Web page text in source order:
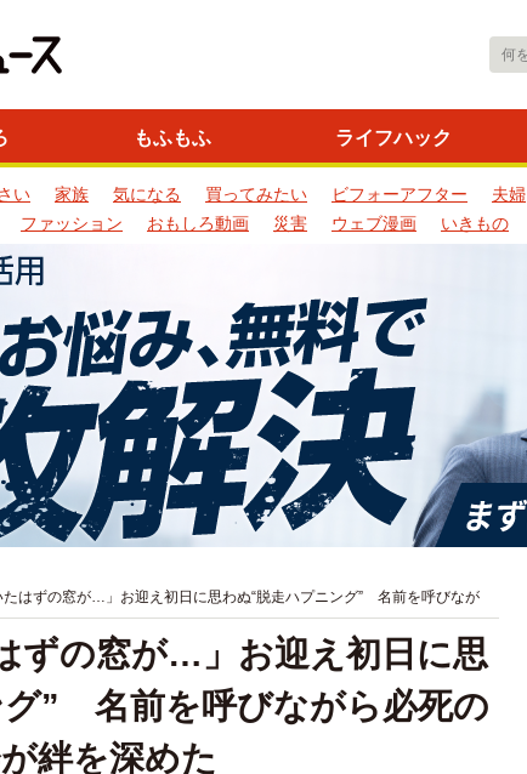
もふもふ ライフハック
い 家族 気になる 買ってみたい ビフォーアフター 夫婦
ファッション おもしろ動画 災害 ウェブ漫画 いきもの
たはずの窓が…」お迎え初日に思わぬ“脱走ハプニング” 名前を呼びなが
ずの窓が…」お迎え初日に思
” 名前を呼びながら必死の
絆を深めた